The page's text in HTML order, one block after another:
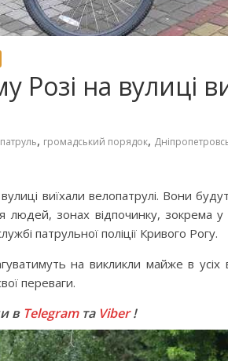
Розі на вулиці
, громадський порядок,
виїхали велопатрулі. Вони
людей, зонах відпочинку, зокрема
патрульної поліції Кривого Рогу.
на викликли майже в
переваги.
в Telegramта Viber!